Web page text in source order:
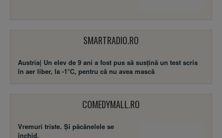
SMARTRADIO.RO
Austria| Un elev de 9 ani a fost pus să susţină un test scris
în aer liber, la -1°C, pentru că nu avea mască
COMEDYMALL.RO
Vremuri triste. Şi păcănelele se
închid.